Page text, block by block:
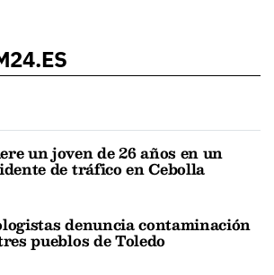
un joven de 26 años en un
de tráfico en Cebolla
denuncia contaminación
pueblos de Toledo